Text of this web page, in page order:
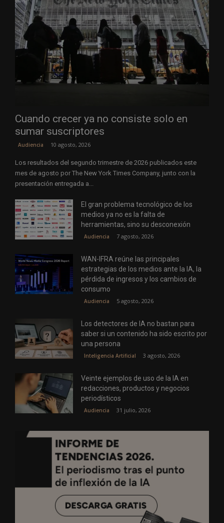
Cuando crecer ya no consiste solo en
sumar suscriptores
Audiencia 10 agosto, 2026
Los resultados del segundo trimestre de 2026 publicados este
mes de agosto por The New York Times Company, junto con la
presentación entregada a...
El gran problema tecnológico de los
medios ya no es la falta de
herramientas, sino su desconexión
Audiencia 7 agosto, 2026
WAN-IFRA reúne las principales
estrategias de los medios ante la IA, la
pérdida de ingresos y los cambios de
consumo
Audiencia 5 agosto, 2026
Los detectores de IA no bastan para
saber si un contenido ha sido escrito por
una persona
Inteligencia Artificial 3 agosto, 2026
Veinte ejemplos de uso de la IA en
redacciones, productos y negocios
periodísticos
Audiencia 31 julio, 2026